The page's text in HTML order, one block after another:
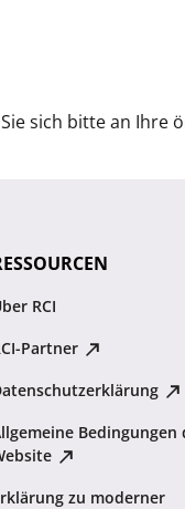
sich bitte an
RCI
Partner
Bedingungen
zu moderner